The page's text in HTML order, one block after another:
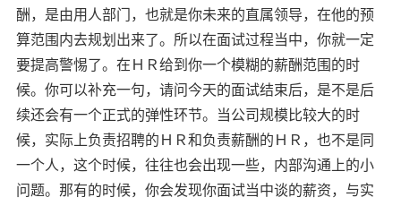
酬，是由用人部门，也就是你未来的直属领导，在他的预
算范围内去规划出来了。所以在面试过程当中，你就一定
要提高警惕了。在ＨＲ给到你一个模糊的薪酬范围的时
候。你可以补充一句，请问今天的面试结束后，是不是后
续还会有一个正式的弹性环节。当公司规模比较大的时
候，实际上负责招聘的ＨＲ和负责薪酬的ＨＲ，也不是同
一个人，这个时候，往往也会出现一些，内部沟通上的小
问题。那有的时候，你会发现你面试当中谈的薪资，与实